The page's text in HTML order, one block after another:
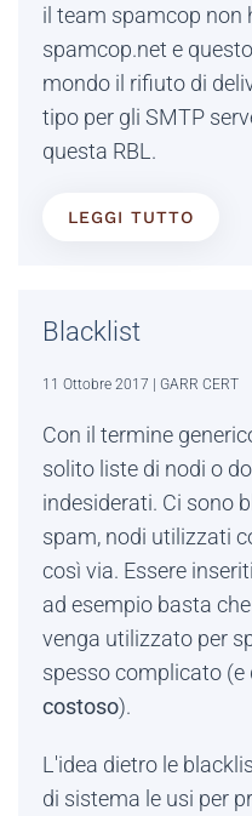
il team spamcop non
spamcop.net e
mondo il rifiuto di
tipo per gli SMTP
questa RBL.
LEGGI TUTTO
Blacklist
11 Ottobre 2017 | GARR CERT
Con il termine
solito liste di nodi o
indesiderati. Ci sono
spam, nodi utilizzati
così via. Essere
ad esempio basta
venga utilizzato per
spesso complicato
costoso).
L'idea dietro le
di sistema le usi per